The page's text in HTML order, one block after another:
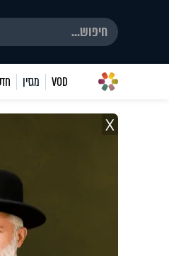
VOD מגזין
X